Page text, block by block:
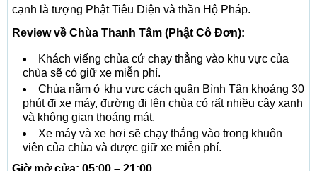
cạnh là tượng Phật Tiêu Diện và thần Hộ Pháp.
Review về Chùa Thanh Tâm (Phật Cô Đơn):
Khách viếng chùa cứ chạy thẳng vào khu vực của
chùa sẽ có giữ xe miễn phí.
Chùa nằm ở khu vực cách quận Bình Tân khoảng 30
phút đi xe máy, đường đi lên chùa có rất nhiều cây xanh
và không gian thoáng mát.
Xe máy và xe hơi sẽ chạy thẳng vào trong khuôn
viên của chùa và được giữ xe miễn phí.
Giờ mở cửa: 05:00 – 21:00